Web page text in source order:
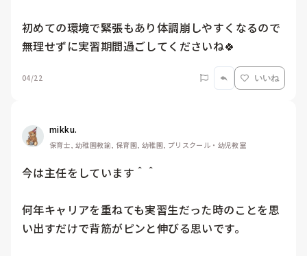
初めての環境で緊張もあり体調崩しやすくなるので
無理せずに実習期間過ごしてくださいね🍀
04/22 いいね
mikku.
保育士, 幼稚園教諭, 保育園, 幼稚園, プリスクール・幼児教室
今は主任をしています＾＾
何年キャリアを重ねても実習生だった時のことを思
い出すだけで背筋がピンと伸びる思いです。